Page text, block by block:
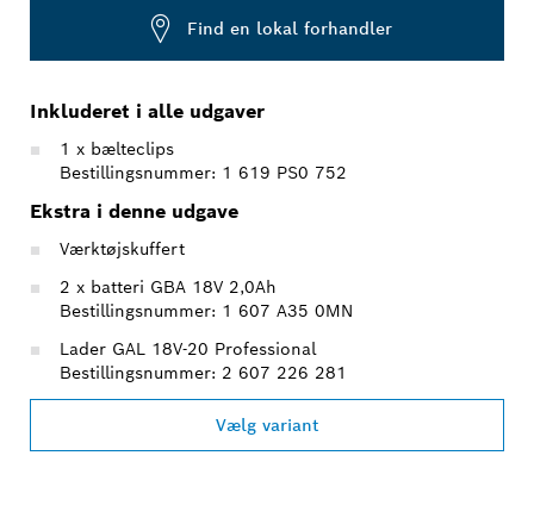
Find en lokal forhandler
Inkluderet i alle udgaver
1 x bælteclips
Bestillingsnummer: 1 619 PS0 752
Ekstra i denne udgave
Værktøjskuffert
2 x batteri GBA 18V 2,0Ah
Bestillingsnummer: 1 607 A35 0MN
Lader GAL 18V-20 Professional
Bestillingsnummer: 2 607 226 281
Vælg variant